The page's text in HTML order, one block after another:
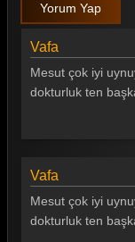
Yorum Yap
Vafa
Mesut çok iyi
dokturluk ten
Vafa
Mesut çok iyi
dokturluk ten